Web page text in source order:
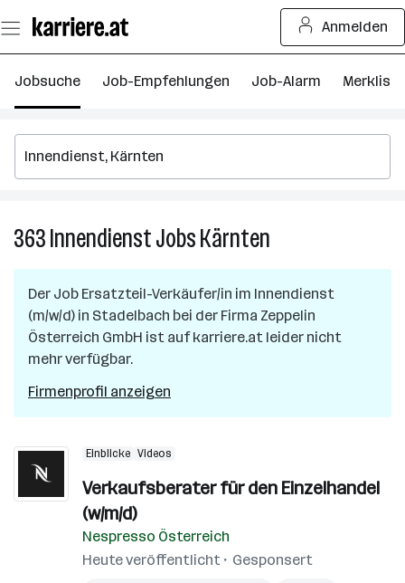
Seiteninhalt
springen
Anmelden
Jobsuche Job-Empfehlungen Job-Alarm Merkliste
363InnendienstJobsKärnten
in
Kärnten
Der Job Ersatzteil-Verkäufer/in im Innendienst
(m/w/d) in Stadelbach bei der Firma Zeppelin
Österreich GmbH ist auf karriere.at leider nicht
mehr verfügbar.
Firmenprofil anzeigen
Einblicke Videos
Verkaufsberater für den Einzelhandel
(w/m/d)
Nespresso Österreich
Heute veröffentlicht
Gesponsert